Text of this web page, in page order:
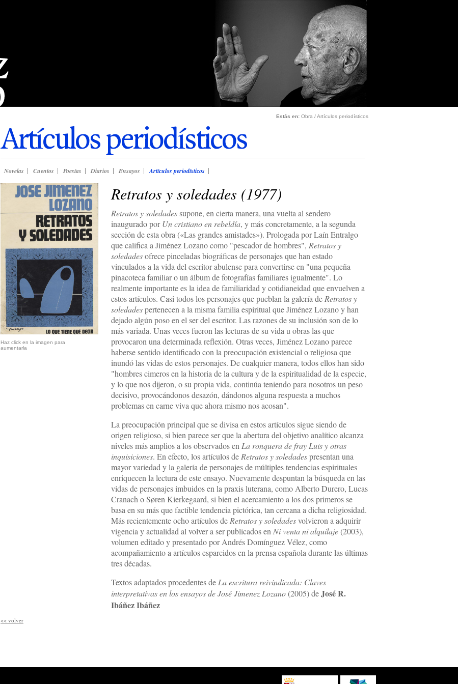
Estás en:Obra /Artículos periodísticos
Artículos periodísticos
Novelas Cuentos Poesías Diarios Ensayos Artículos periodísticos
Haz click en la imagen para
aumentarla
Retratos y soledades (1977)
Retratos y soledadessupone, en cierta manera, una vuelta al sendero
inaugurado porUn cristiano en rebeldía, y más concretamente, a la segunda
sección de esta obra («Las grandes amistades»). Prologada por Laín Entralgo
que califica a Jiménez Lozano como "pescador de hombres", Retratos y
soledadesofrece pinceladas biográficas de personajes que han estado
vinculados a la vida del escritor abulense para convertirse en "una pequeña
pinacoteca familiar o un álbum de fotografías familiares igualmente". Lo
realmente importante es la idea de familiaridad y cotidianeidad que envuelven a
estos artículos. Casi todos los personajes que pueblan la galería de Retratos y
soledadespertenecen a la misma familia espiritual que Jiménez Lozano y han
dejado algún poso en el ser del escritor. Las razones de su inclusión son de lo
más variada. Unas veces fueron las lecturas de su vida u obras las que
provocaron una determinada reflexión. Otras veces, Jiménez Lozano parece
haberse sentido identificado con la preocupación existencial o religiosa que
inundó las vidas de estos personajes. De cualquier manera, todos ellos han sido
"hombres cimeros en la historia de la cultura y de la espiritualidad de la especie,
y lo que nos dijeron, o su propia vida, continúa teniendo para nosotros un peso
decisivo, provocándonos desazón, dándonos alguna respuesta a muchos
problemas en carne viva que ahora mismo nos acosan".
La preocupación principal que se divisa en estos artículos sigue siendo de
origen religioso, si bien parece ser que la abertura del objetivo analítico alcanza
niveles más amplios a los observados en La ronquera de fray Luis y otras
inquisiciones. En efecto, los artículos de Retratos y soledadespresentan una
mayor variedad y la galería de personajes de múltiples tendencias espirituales
enriquecen la lectura de este ensayo. Nuevamente despuntan la búsqueda en las
vidas de personajes imbuidos en la praxis luterana, como Alberto Durero, Lucas
Cranach o Søren Kierkegaard, si bien el acercamiento a los dos primeros se
basa en su más que factible tendencia pictórica, tan cercana a dicha religiosidad.
Más recientemente ocho artículos de Retratos y soledadesvolvieron a adquirir
vigencia y actualidad al volver a ser publicados en Ni venta ni alquilaje(2003),
volumen editado y presentado por Andrés Domínguez Vélez, como
acompañamiento a artículos esparcidos en la prensa española durante las últimas
tres décadas.
Textos adaptados procedentes de La escritura reivindicada: Claves
interpretativas en los ensayos de José Jimenez Lozano(2005) deJosé R.
Ibáñez Ibáñez
<< volver